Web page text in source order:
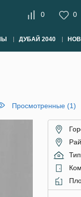
0 0
ДУБАЙ 2040
Просмотренные (1)
Тип